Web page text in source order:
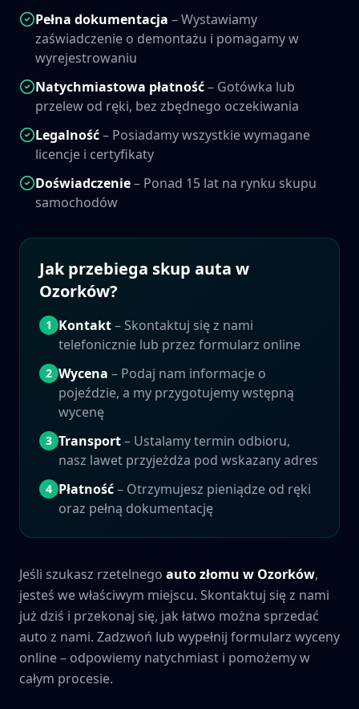
Pełna dokumentacja – Wystawiamy
zaświadczenie o demontażu i pomagamy w
wyrejestrowaniu
Natychmiastowa płatność– Gotówka lub
przelew od ręki, bez zbędnego oczekiwania
Legalność– Posiadamy wszystkie wymagane
licencje i certyfikaty
Doświadczenie– Ponad 15 lat na rynku skupu
samochodów
Jak przebiega skup auta w
Ozorków?
1 Kontakt– Skontaktuj się z nami
telefonicznie lub przez formularz online
2 Wycena – Podaj nam informacje o
pojeździe, a my przygotujemy wstępną
wycenę
3 Transport– Ustalamy termin odbioru,
nasz lawet przyjeżdża pod wskazany adres
4 Płatność– Otrzymujesz pieniądze od ręki
oraz pełną dokumentację
Jeśli szukasz rzetelnego auto złomu w Ozorków,
jesteś we właściwym miejscu. Skontaktuj się z nami
już dziś i przekonaj się, jak łatwo można sprzedać
auto z nami. Zadzwoń lub wypełnij formularz wyceny
online – odpowiemy natychmiast i pomożemy w
całym procesie.